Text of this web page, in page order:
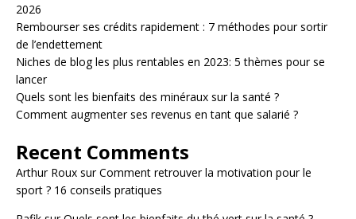
2026
Rembourser ses crédits rapidement : 7 méthodes pour sortir
de l’endettement
Niches de blog les plus rentables en 2023: 5 thèmes pour se
lancer
Quels sont les bienfaits des minéraux sur la santé ?
Comment augmenter ses revenus en tant que salarié ?
Recent Comments
Arthur Roux surComment retrouver la motivation pour le
sport ? 16 conseils pratiques